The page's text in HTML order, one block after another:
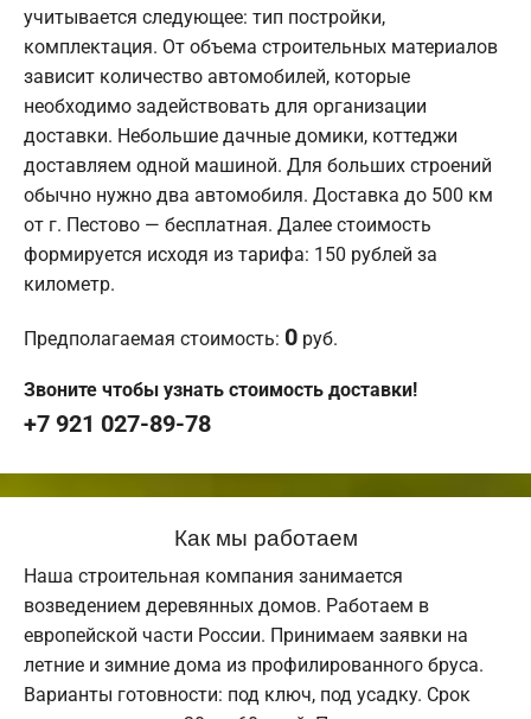
учитывается следующее: тип постройки,
комплектация. От объема строительных материалов
зависит количество автомобилей, которые
необходимо задействовать для организации
доставки. Небольшие дачные домики, коттеджи
доставляем одной машиной. Для больших строений
обычно нужно два автомобиля. Доставка до 500 км
от г. Пестово — бесплатная. Далее стоимость
формируется исходя из тарифа: 150 рублей за
километр.
Предполагаемая стоимость: 0 руб.
Звоните чтобы узнать стоимость доставки!
+7 921 027-89-78
Как мы работаем
Наша строительная компания занимается
возведением деревянных домов. Работаем в
европейской части России. Принимаем заявки на
летние и зимние дома из профилированного бруса.
Варианты готовности: под ключ, под усадку. Срок